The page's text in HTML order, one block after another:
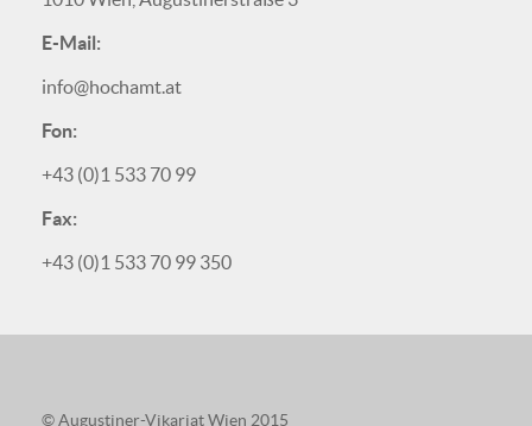
E-Mail:
info@hochamt.at
Fon:
+43 (0)1 533 70 99
Fax:
+43 (0)1 533 70 99 350
© Augustiner-Vikariat Wien 2015